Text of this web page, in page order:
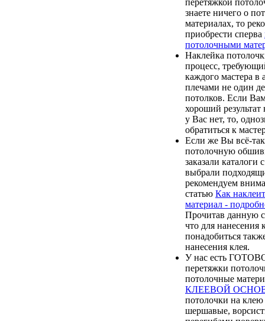
знаете ничего о
материалах, то
приобрести сперва
потолочными
Наклейка
процесс,
каждого мастера в
плечами не один
потолков. Если
хороший
у Вас нет, то,
обратиться к
Если же Вы всё-
потолочную
заказали каталоги
выбрали
рекомендуем
статью Как
материал -
Прочитав данную
что для нанесения
понадобиться
нанесения клея.
У нас есть
перетяжки
потолочные
КЛЕЕВОЙ
потолочки на
шершавые,